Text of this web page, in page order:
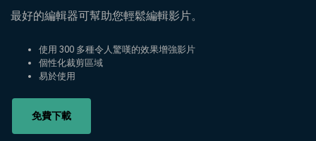
解決方案
商店
音訊
熱門人群
熱門方案
部落格
幫助中心
最好的編輯器可幫助您輕鬆編輯影片。
使用 300 多種令人驚嘆的效果增強影片
個性化裁剪區域
易於使用
免費下載